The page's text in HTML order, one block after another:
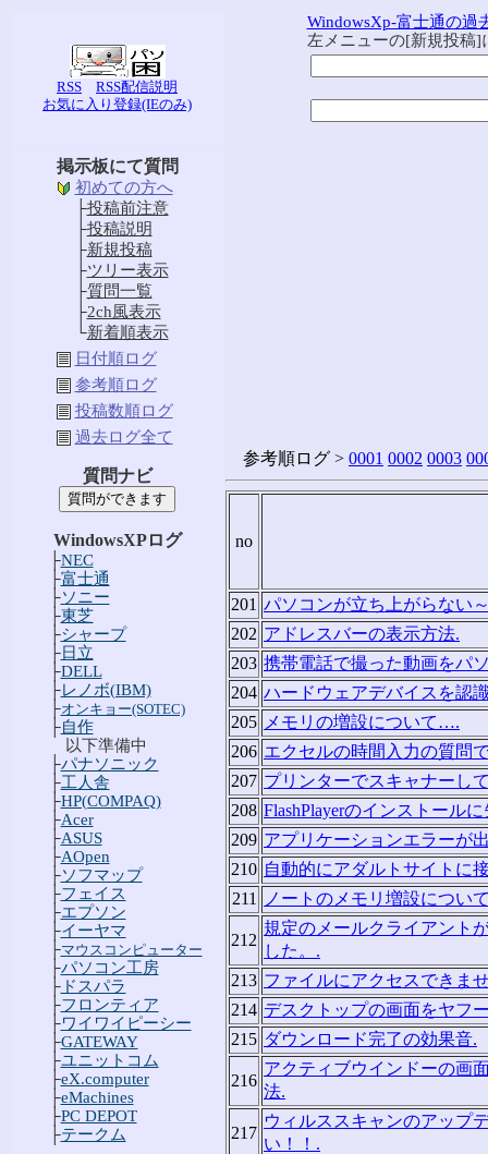
RSS
RSS配信説明
お気に入り登録(IEのみ)
WindowsXp-富士通の過
左メニューの[新規投稿]
掲示板にて質問
初めての方へ
├投稿前注意
├投稿説明
├新規投稿
├ツリー表示
├質問一覧
├2ch風表示
└新着順表示
日付順ログ
参考順ログ
投稿数順ログ
過去ログ全て
質問ナビ
WindowsXPログ
├NEC
├富士通
├ソニー
├東芝
├シャープ
├日立
├DELL
├レノボ(IBM)
├オンキョー(SOTEC)
├自作
以下準備中
├パナソニック
├工人舎
├HP(COMPAQ)
├Acer
├ASUS
├AOpen
├ソフマップ
├フェイス
├エプソン
├イーヤマ
├マウスコンピューター
├パソコン工房
├ドスパラ
├フロンティア
├ワイワイピーシー
├GATEWAY
├ユニットコム
├eX.computer
├eMachines
├PC DEPOT
├テークム
参考順ログ > 0001 0002 0003
no
201 パソコンが立ち上がらない
202 アドレスバーの表示方法.
203 携帯電話で撮った動画をパ
204 ハードウェアデバイスを認
205 メモリの増設について….
206 エクセルの時間入力の質問
207 プリンターでスキャナーし
208 FlashPlayerのインストール
209 アプリケーションエラーが
210 自動的にアダルトサイトに
211
ノートのメモリ増設につい
212
規定のメールクライアント
した。.
213 ファイルにアクセスできま
214 デスクトップの画面をヤフ
215 ダウンロード完了の効果音.
216
アクティブウインドーの画
法.
217
ウィルススキャンのアップ
い！！.